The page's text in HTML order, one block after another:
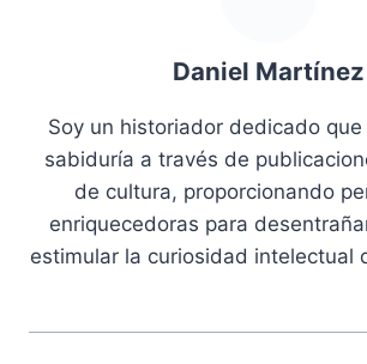
Daniel Martínez
Soy un historiador dedicado
sabiduría a través de
de cultura, proporcionando
enriquecedoras para
estimular la curiosidad intelectual